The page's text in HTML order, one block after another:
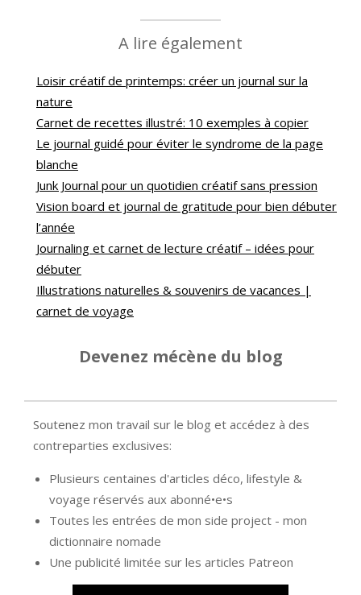
A lire également
Loisir créatif de printemps: créer un journal sur la
nature
Carnet de recettes illustré: 10 exemples à copier
Le journal guidé pour éviter le syndrome de la page
blanche
Junk Journal pour un quotidien créatif sans pression
Vision board et journal de gratitude pour bien débuter
l’année
Journaling et carnet de lecture créatif – idées pour
débuter
Illustrations naturelles & souvenirs de vacances |
carnet de voyage
Devenez mécène du blog
Soutenez mon travail sur le blog et accédez à des
contreparties exclusives:
Plusieurs centaines d'articles déco, lifestyle &
voyage réservés aux abonné•e•s
Toutes les entrées de mon side project - mon
dictionnaire nomade
Une publicité limitée sur les articles Patreon